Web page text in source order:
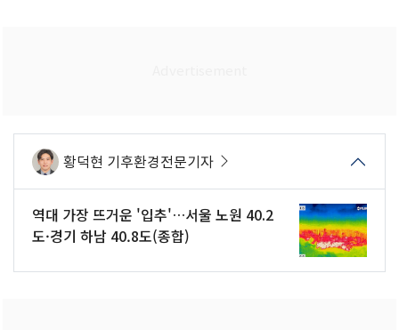
황덕현 기후환경전문기자
역대 가장 뜨거운 '입추'…서울 노원 40.2
도·경기 하남 40.8도(종합)